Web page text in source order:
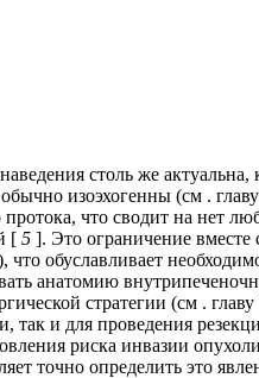
столь же
изоэхогенны (см .
что сводит на нет
[ 5 ]. Это ограничение
обуславливает
анатомию
стратегии (см .
и для проведения
риска инвазии
точно определить это